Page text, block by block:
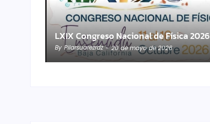
LXIX Congreso Nacional de Física 2026
By Pilarsuarezrdz - 20 de mayo de 2026